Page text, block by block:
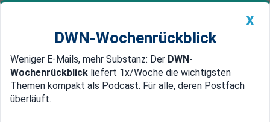
Newsticker MEIN DWN: Geldanlage Premium
Edelmetalle DWN-Magazin China
X
DWN-Wochenrückblick
Weniger E-Mails, mehr Substanz: Der DWN-
Wochenrückblick liefert 1x/Woche die wichtigsten
Themen kompakt als Podcast. Für alle, deren Postfach
überläuft.